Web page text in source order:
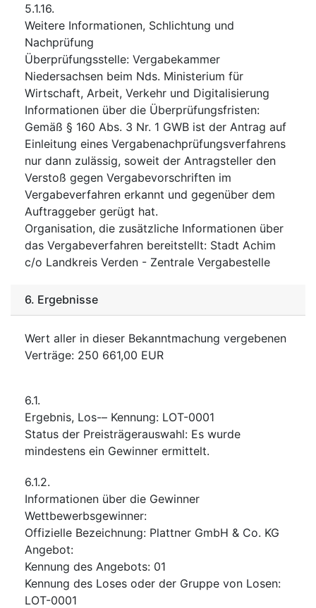
5.1.16.
Weitere Informationen, Schlichtung und
Nachprüfung
Überprüfungsstelle: Vergabekammer
Niedersachsen beim Nds. Ministerium für
Wirtschaft, Arbeit, Verkehr und Digitalisierung
Informationen über die Überprüfungsfristen:
Gemäß § 160 Abs. 3 Nr. 1 GWB ist der Antrag auf
Einleitung eines Vergabenachprüfungsverfahrens
nur dann zulässig, soweit der Antragsteller den
Verstoß gegen Vergabevorschriften im
Vergabeverfahren erkannt und gegenüber dem
Auftraggeber gerügt hat.
Organisation, die zusätzliche Informationen über
das Vergabeverfahren bereitstellt: Stadt Achim
c/o Landkreis Verden - Zentrale Vergabestelle
6. Ergebnisse
Wert aller in dieser Bekanntmachung vergebenen
Verträge: 250 661,00 EUR
6.1.
Ergebnis, Los-– Kennung: LOT-0001
Status der Preisträgerauswahl: Es wurde
mindestens ein Gewinner ermittelt.
6.1.2.
Informationen über die Gewinner
Wettbewerbsgewinner:
Offizielle Bezeichnung: Plattner GmbH & Co. KG
Angebot:
Kennung des Angebots: 01
Kennung des Loses oder der Gruppe von Losen:
LOT-0001